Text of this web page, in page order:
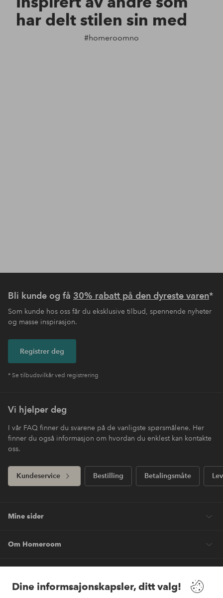
Dine informsajonskapsler, ditt valg!
har delt stilen sin med
#homeroomno
Bli kunde og få 30% rabatt på den dyreste varen*
Som kunde hos oss får du eksklusive tilbud, spennende nyheter
og masse inspirasjon.
Registrer deg
* Se tilbudsvilkår ved registrering
Vi hjelper deg
I vår FAQ finner du svarene på de vanligste spørsmålene. Her
finner du også informasjon om hvordan du enklest kan kontakte
oss.
Kundeservice Bestilling Betalingsmåte
Mine sider
Om Homeroom